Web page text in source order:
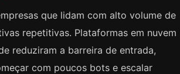
que lidam com alto volume de
repetitivas. Plataformas em nuvem
reduziram a barreira de entrada,
com poucos bots e escalar